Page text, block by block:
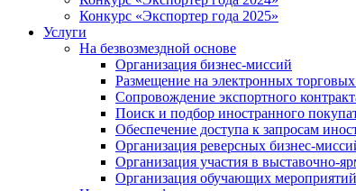
Конкурс «Экспортер года 2025»
Услуги
На безвозмездной основе
Организация бизнес-миссий
Размещение на электронных
Сопровождение экспортного
Поиск и подбор иностранного
Обеспечение доступа к запросам
Организация реверсных бизнес-
Организация участия в выставочно-
Организация обучающих мероприятий